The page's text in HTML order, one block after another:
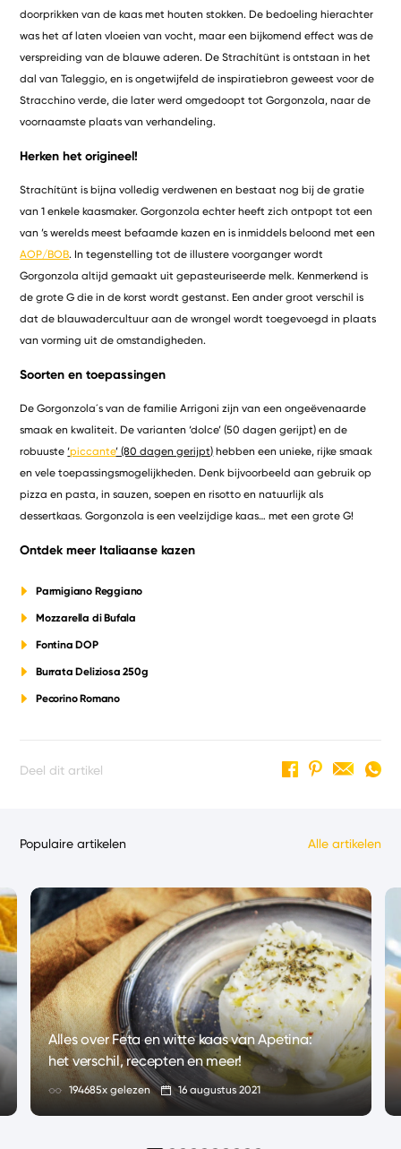
doorprikken van de kaas met houten stokken. De bedoeling hierachter
was het af laten vloeien van vocht, maar een bijkomend effect was de
verspreiding van de blauwe aderen. De Strachítünt is ontstaan in het
dal van Taleggio, en is ongetwijfeld de inspiratiebron geweest voor de
Stracchino verde, die later werd omgedoopt tot Gorgonzola, naar de
voornaamste plaats van verhandeling.
Herken het origineel!
Strachítünt is bijna volledig verdwenen en bestaat nog bij de gratie
van 1 enkele kaasmaker. Gorgonzola echter heeft zich ontpopt tot een
van ’s werelds meest befaamde kazen en is inmiddels beloond met een
AOP/BOB. In tegenstelling tot de illustere voorganger wordt
Gorgonzola altijd gemaakt uit gepasteuriseerde melk. Kenmerkend is
de grote G die in de korst wordt gestanst. Een ander groot verschil is
dat de blauwadercultuur aan de wrongel wordt toegevoegd in plaats
van vorming uit de omstandigheden.
Soorten en toepassingen
De Gorgonzola´s van de familie Arrigoni zijn van een ongeëvenaarde
smaak en kwaliteit. De varianten ‘dolce’ (50 dagen gerijpt) en de
robuuste‘piccante’ (80 dagen gerijpt) hebben een unieke, rijke smaak
en vele toepassingsmogelijkheden. Denk bijvoorbeeld aan gebruik op
pizza en pasta, in sauzen, soepen en risotto en natuurlijk als
dessertkaas. Gorgonzola is een veelzijdige kaas… met een grote G!
Ontdek meer Italiaanse kazen
Parmigiano Reggiano
Mozzarella di Bufala
Fontina DOP
Burrata Deliziosa 250g
Pecorino Romano
Deel dit artikel
Populaire artikelen Alle artikelen
Alles over Feta en witte kaas van Apetina:
het verschil, recepten en meer!
194685x gelezen 16 augustus 2021